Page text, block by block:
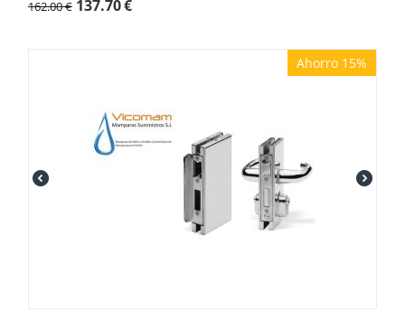
162.00€ 137.70€
Ahorro 15%